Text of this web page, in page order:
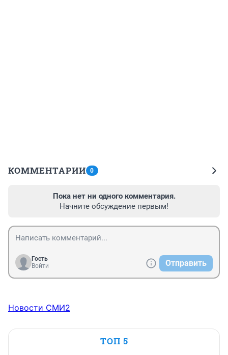
КОММЕНТАРИИ 0
Пока нет ни одного комментария.
Начните обсуждение первым!
Гость
Войти
Отправить
Новости СМИ2
ТОП 5